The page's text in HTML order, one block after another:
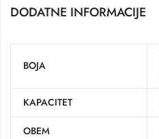
DODATNE INFORMACIJE
BOJA
KAPACITET
OBEM